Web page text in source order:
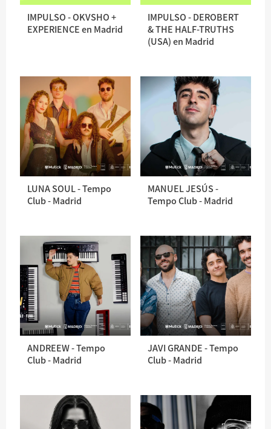
IMPULSO - OKVSHO +
EXPERIENCE en Madrid
IMPULSO - DEROBERT
& THE HALF-TRUTHS
(USA) en Madrid
LUNA SOUL - Tempo
Club - Madrid
MANUEL JESÚS -
Tempo Club - Madrid
ANDREEW - Tempo
Club - Madrid
JAVI GRANDE - Tempo
Club - Madrid